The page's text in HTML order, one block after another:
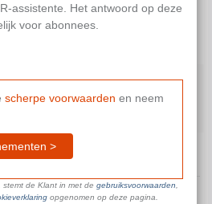
in je huidige abonnement.
te helpen.
in een
in je huidige abonnement.
assistente. Het antwoord op deze
voor abonnees.
scherpe voorwaarden en neem
>
de Klant in met de gebruiksvoorwaarden
opgenomen op deze pagina.